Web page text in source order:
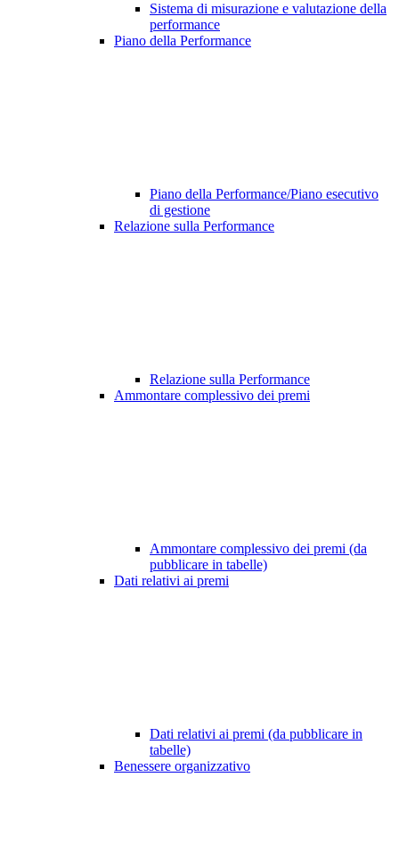
Sistema di misurazione e valutazione della
performance
Piano della Performance
Piano della Performance/Piano esecutivo
di gestione
Relazione sulla Performance
Relazione sulla Performance
Ammontare complessivo dei premi
Ammontare complessivo dei premi (da
pubblicare in tabelle)
Dati relativi ai premi
Dati relativi ai premi (da pubblicare in
tabelle)
Benessere organizzativo